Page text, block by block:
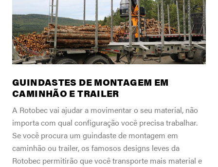
Contacte-nos
Loja de Merch
GUINDASTES DE MONTAGEM EM
CAMINHÃO E TRAILER
A Rotobec vai ajudar a movimentar o seu material, não
importa com qual configuração você precisa trabalhar.
Se você procura um guindaste de montagem em
caminhão ou trailer, os famosos designs leves da
Rotobec permitirão que você transporte mais material e